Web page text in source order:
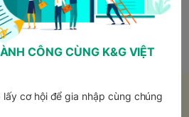
tin việc làm mới nhất của
của bạn tại K&G Việt
CÔNG CÙNG K&G VIỆT
cơ hội để gia nhập cùng chúng